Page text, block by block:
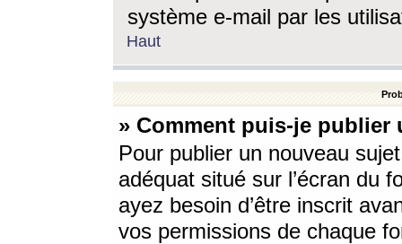
système e-mail par les
Haut
» Comment puis-je
Pour publier un nouveau
adéquat situé sur l’écran du
ayez besoin d’être inscrit
vos permissions de chaque